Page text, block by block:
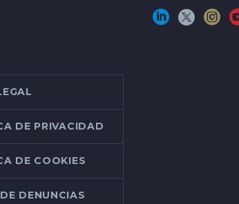
DE PRIVACIDAD
DE COOKIES
DENUNCIAS